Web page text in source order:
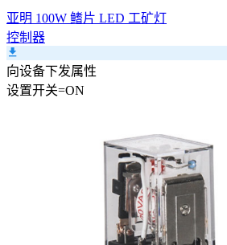
亚明 100W 鳍片 LED 工矿灯
控制器
向设备下发属性
设置开关=ON